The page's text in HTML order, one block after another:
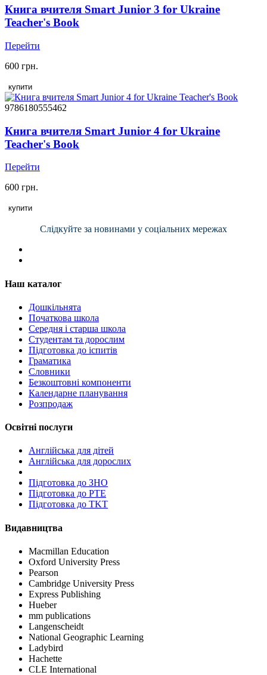
Книга вчителя Smart Junior 3 for Ukraine
Teacher's Book
Перейти
600 грн.
купити
9786180555462
Книга вчителя Smart Junior 4 for Ukraine
Teacher's Book
Перейти
600 грн.
купити
Слідкуйте за новинами у соціальних мережах
Наш каталог
Дошкільнята
Початкова школа
Середня і старша школа
Студентам та дорослим
Підготовка до іспитів
Граматика
Словники
Безкоштовні компоненти
Календарне планування
Розпродаж
Освітні послуги
Англійська для дітей
Англійська для дорослих
Пiдготовка до ЗНО
Підготовка до PTE
Підготовка до TKT
Видавництва
Macmillan Education
Oxford University Press
Pearson
Cambridge University Press
Express Publishing
Hueber
mm publications
Langenscheidt
National Geographic Learning
Ladybird
Hachette
CLE International